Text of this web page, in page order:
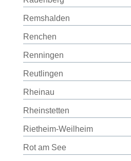
Remshalden
Renchen
Renningen
Reutlingen
Rheinau
Rheinstetten
Rietheim-Weilheim
Rot am See